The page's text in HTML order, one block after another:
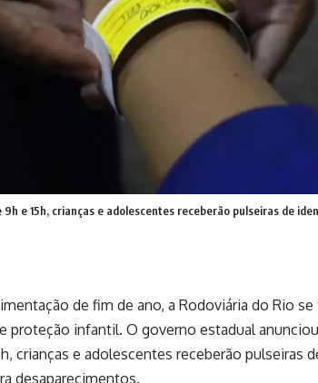
e 15h, crianças e adolescentes receberão pulseiras de
de fim de ano, a Rodoviária do Rio
proteção infantil. O governo estadual
crianças e adolescentes receberão pulseiras
desaparecimentos.